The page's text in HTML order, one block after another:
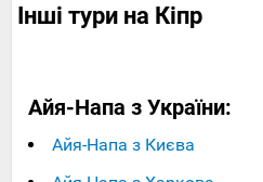
Інші тури на Кіпр
Айя-Напа з України:
Айя-Напа з Києва